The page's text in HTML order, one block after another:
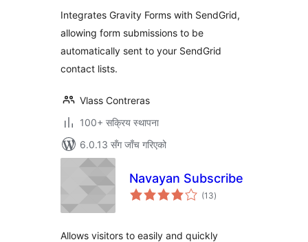
Integrates Gravity Forms with SendGrid,
allowing form submissions to be
automatically sent to your SendGrid
contact lists.
Vlass Contreras
100+ सक्रिय स्थापना
6.0.13 सँग जाँच गरिएको
Navayan Subscribe
(13कुल
रेटिङ्गहरू
)
Allows visitors to easily and quickly